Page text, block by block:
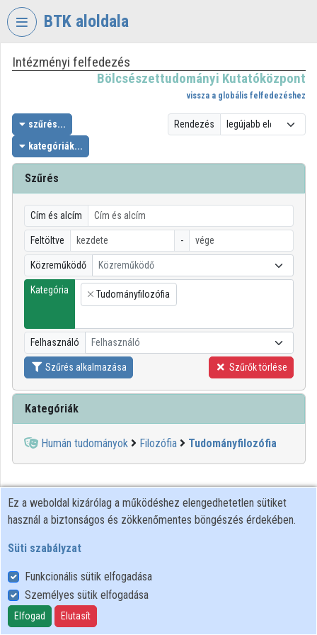
Fejléc kihagyása
BTK aloldala
VIDEOTORIUM
KUTATÓKÖZPONT
Intézményi kezdőlap
Bejelentkezés
Intézményi felfedezés
Kategóriák
Intézményi listák
Intézmények
Közreműködők
Intézményi felfedezés
Bölcsészettudományi Kutatóközpont
vissza a globális felfedezéshez
szűrés...
kategóriák...
Rendezés
Szűrés
Cím és alcím
Feltöltve -
Közreműködő Közreműködő
Kategória
×
Tudományfilozófia
Felhasználó Felhasználó
Szűrés alkalmazása Szűrők törlése
Kategóriák
Humán tudományok Filozófia Tudományfilozófia
Felhasználói szabályzat
Adatkezelési tájékoztató
Süti szabályzat
Ez a weboldal kizárólag a működéshez elengedhetetlen sütiket
használ a biztonságos és zökkenőmentes böngészés érdekében.
Süti szabályzat
Funkcionális sütik elfogadása
Személyes sütik elfogadása
Elfogad Elutasít